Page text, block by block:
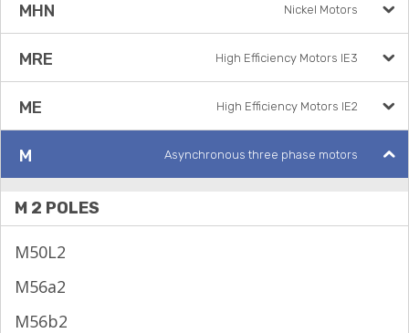
MHN Nickel Motors
MRE High Efficiency Motors IE3
ME High Efficiency Motors IE2
M Asynchronous three phase motors
M 2 POLES
M50L2
M56a2
M56b2